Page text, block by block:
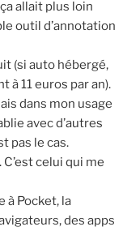
allait plus loin
outil d’annotation
(si auto hébergé,
à 11 euros par an).
dans mon usage
avec d’autres
pas le cas.
C’est celui qui me
à Pocket, la
des apps